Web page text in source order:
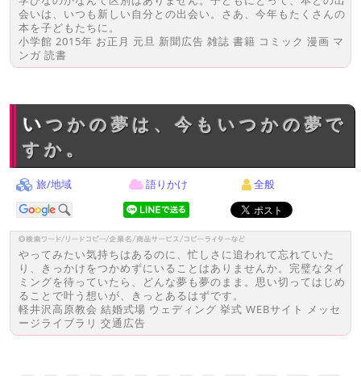
会いは、いつも新しい自分との出会い。さあ、今年もたくさんの
本を子どもたちに。
小学館 2015年 お正月 元旦 新聞広告 雑誌 書籍 コミック 漫画 マ
ンガ 読書
いつかの夢は、今もいつかの夢で
すか。
旅/地域 語りかけ 全般
やってみたい気持ちはあるのに、忙しさに追われて忘れていた
り、きっかけをつかめずにいることはありませんか。完璧なタイ
ミングを待っていたら、どんな夢も夢のまま。思い切ってはじめ
ることで叶う想いが、きっとあるはずです。
軽井沢高原教会 結婚式場 ウェディング 挙式 WEBサイト メッセ
ージライブラリ 交通広告